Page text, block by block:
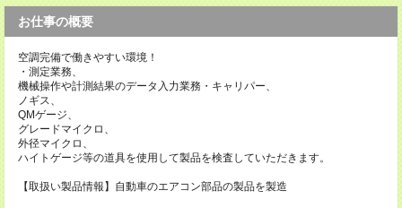
お仕事の概要
空調完備で働きやすい環境！
・測定業務、
機械操作や計測結果のデータ入力業務・キャリパー、
ノギス、
QMゲージ、
グレードマイクロ、
外径マイクロ、
ハイトゲージ等の道具を使用して製品を検査していただきます。
【取扱い製品情報】自動車のエアコン部品の製品を製造